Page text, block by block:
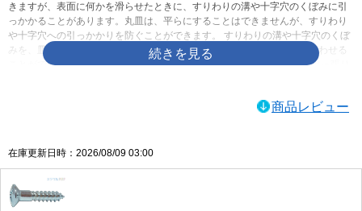
きますが、表面に何かを滑らせたときに、すりわりの溝や十字穴のくぼみに引
っかかることがあります。丸皿は、平らにすることはできませんが、すりわり
や十字穴への引っかかりを防ぐことができます。 すりわりの溝や十字穴のくぼ
みを、皿より深くすることができるので、ドライバーとしっかりかみ合わせる
ことができます。 皿と比べて出っ張るとはいっても、なべと比べれば出っ張り
商品レビュー
在庫更新日時：2026/08/09 03:00